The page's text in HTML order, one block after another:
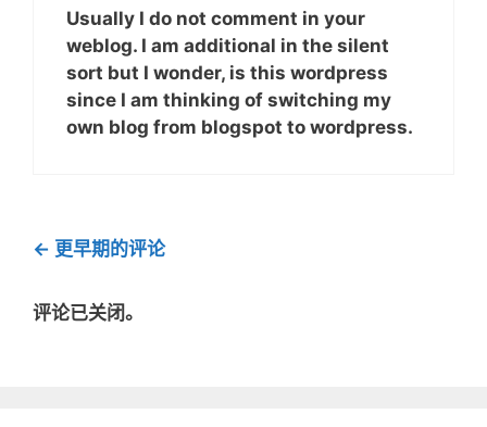
Usually I do not comment in your
weblog. I am additional in the silent
sort but I wonder, is this wordpress
since I am thinking of switching my
own blog from blogspot to wordpress.
评
导
← 更早期的评论
评论已关闭。